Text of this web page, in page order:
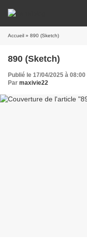
Accueil » 890 (Sketch)
890 (Sketch)
Publié le 17/04/2025 à 08:00
Par maxivie22